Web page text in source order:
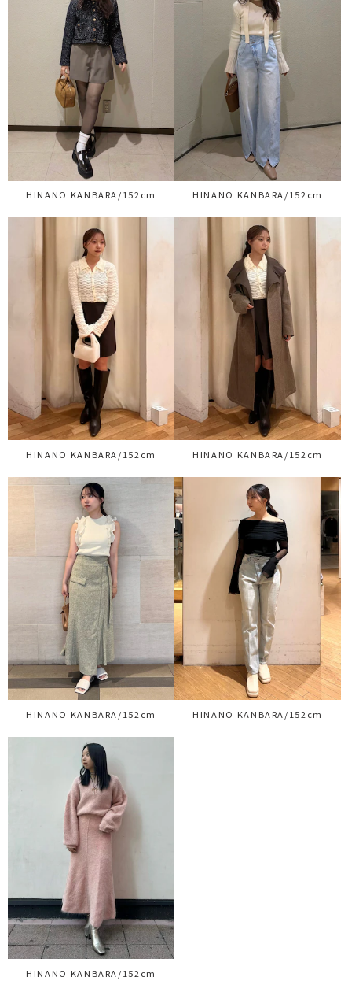
HINANO KANBARA/152cm HINANO KANBARA/152cm
HINANO KANBARA/152cm HINANO KANBARA/152cm
HINANO KANBARA/152cm HINANO KANBARA/152cm
HINANO KANBARA/152cm